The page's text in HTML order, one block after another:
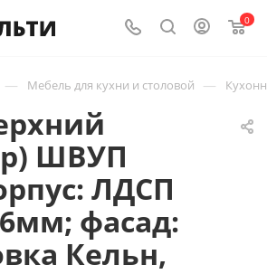
0
— Мебель для кухни и столовой —
ШВУП
ЛДСП
фасад:
Кельн,